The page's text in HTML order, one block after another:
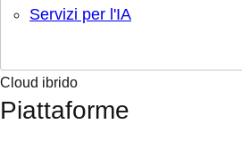
Servizi per l'IA
Cloud ibrido
Piattaforme